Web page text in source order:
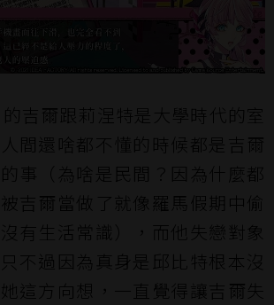
吉爾跟莉涅特是大學時代的室
間還啥都不懂的時候都是吉爾
事（為啥是民間？因為什麼都
吉爾當做了就像羅馬假期中偷
有生活常識），而他失戀對象
不過因為真身是邱比特根本沒
這方向想，一直覺得讓吉爾失